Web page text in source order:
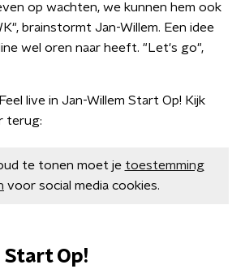
op wachten, we kunnen hem ook
brainstormt Jan-Willem. Een idee
wel oren naar heeft. "Let's go",
live in Jan-Willem Start Op! Kijk
terug:
te tonen moet je toestemming
voor social media cookies.
Start Op!